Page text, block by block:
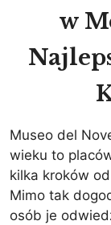
w
Museo del
wieku to
kilka kroków
Mimo tak
osób je